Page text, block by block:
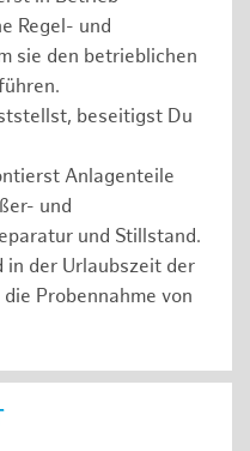
Regel- und
sie den betrieblichen
beseitigst Du
Anlagenteile
und
und Stillstand.
in der Urlaubszeit der
Probennahme von